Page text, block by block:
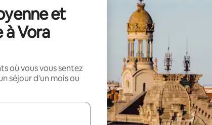
et
à Vora
où vous vous sentez
séjour d'un mois ou
utilisez les flèches vers le haut et vers le bas pour les